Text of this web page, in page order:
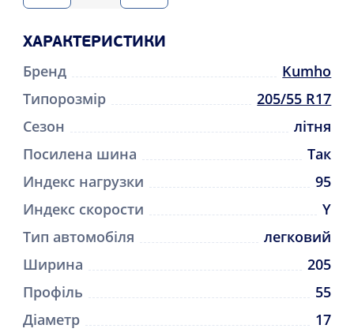
ХАРАКТЕРИСТИКИ
Бренд
Kumho
Типорозмір
205/55 R17
Сезон
літня
Посилена шина
Так
Индекс нагрузки
95
Индекс скорости
Y
Тип автомобіля
легковий
Ширина
205
Профіль
55
Діаметр
17